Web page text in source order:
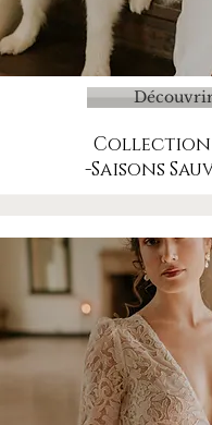
Collection
-Saisons